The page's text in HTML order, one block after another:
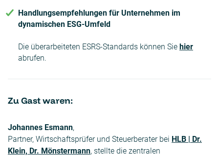
Handlungsempfehlungen für Unternehmen im
dynamischen ESG-Umfeld
Die überarbeiteten ESRS-Standards können Sie hier
abrufen.
Zu Gast waren:
Johannes Esmann,
Partner, Wirtschaftsprüfer und Steuerberater bei HLB | Dr.
Klein, Dr. Mönstermann, stellte die zentralen